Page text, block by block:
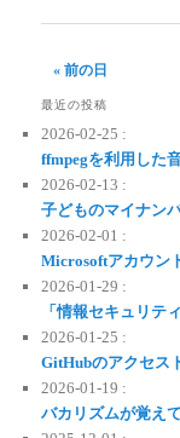
« 前の日
最近の投稿
2026-02-25 :
ffmpegを利用した
2026-02-13 :
子どものマイナン
2026-02-01 :
Microsoftアカウン
2026-01-29 :
「情報セキュリテ
2026-01-25 :
GitHubのアクセス
2026-01-19 :
バカリズムが覚え